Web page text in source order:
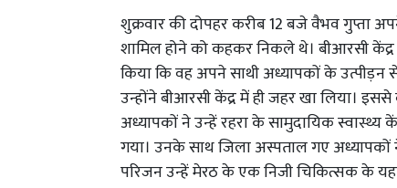
शुक्रवार की दोपहर करीब 12 बजे वैभव गुप्ता
शामिल होने को कहकर निकले थे। बीआरसी
किया कि वह अपने साथी अध्यापकों के
उन्होंने बीआरसी केंद्र में ही जहर खा लिया।
अध्यापकों ने उन्हें रहरा के सामुदायिक स्वास्थ्य
गया। उनके साथ जिला अस्पताल गए
परिजन उन्हें मेरठ के एक निजी चिकित्सक के